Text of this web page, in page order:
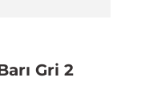
Gri 2